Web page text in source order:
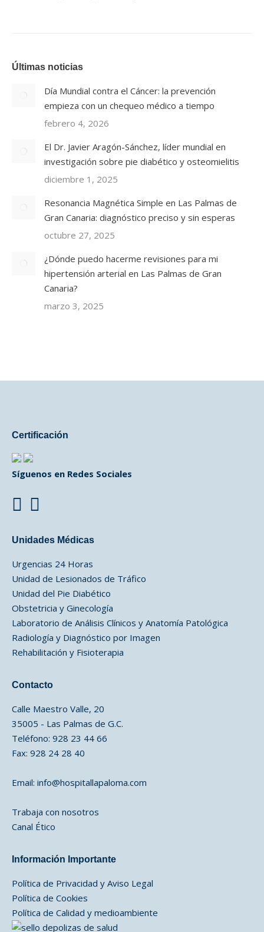
Últimas noticias
Día Mundial contra el Cáncer: la prevención
empieza con un chequeo médico a tiempo
febrero 4, 2026
El Dr. Javier Aragón-Sánchez, líder mundial en
investigación sobre pie diabético y osteomielitis
diciembre 1, 2025
Resonancia Magnética Simple en Las Palmas de
Gran Canaria: diagnóstico preciso y sin esperas
octubre 27, 2025
¿Dónde puedo hacerme revisiones para mi
hipertensión arterial en Las Palmas de Gran
Canaria?
marzo 3, 2025
Certificación
Síguenos en Redes Sociales
Unidades Médicas
Urgencias 24 Horas
Unidad de Lesionados de Tráfico
Unidad del Pie Diabético
Obstetricia y Ginecología
Laboratorio de Análisis Clínicos y Anatomía Patológica
Radiología y Diagnóstico por Imagen
Rehabilitación y Fisioterapia
Contacto
Calle Maestro Valle, 20
35005 - Las Palmas de G.C.
Teléfono: 928 23 44 66
Fax: 928 24 28 40
Email: info@hospitallapaloma.com
Trabaja con nosotros
Canal Ético
Información Importante
Política de Privacidad y Aviso Legal
Política de Cookies
Política de Calidad y medioambiente